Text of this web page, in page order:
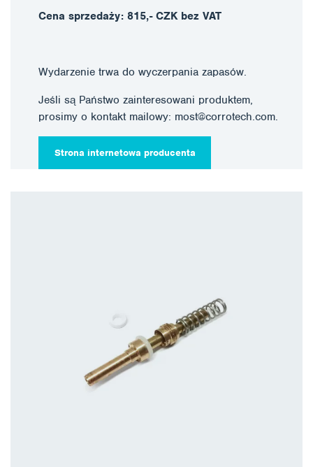
Cena sprzedaży: 815,- CZK bez VAT
Wydarzenie trwa do wyczerpania zapasów.
Jeśli są Państwo zainteresowani produktem,
prosimy o kontakt mailowy: most@corrotech.com.
Strona internetowa producenta